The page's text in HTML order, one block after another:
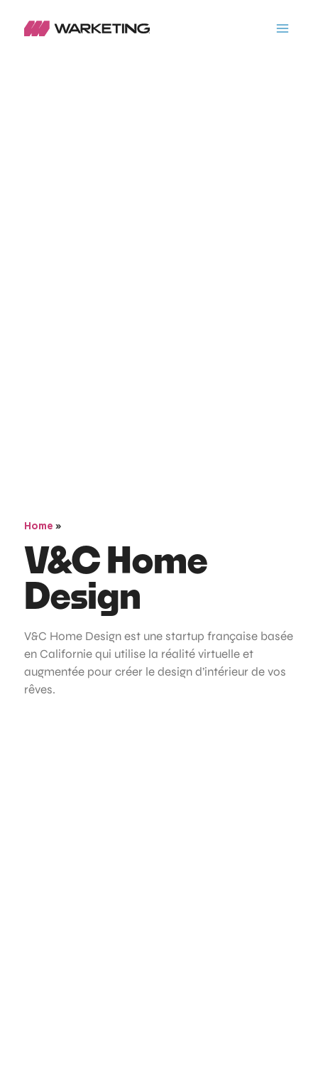
Home »
V&C Home
Design
V&C Home Design est une startup française basée
en Californie qui utilise la réalité virtuelle et
augmentée pour créer le design d’intérieur de vos
rêves.